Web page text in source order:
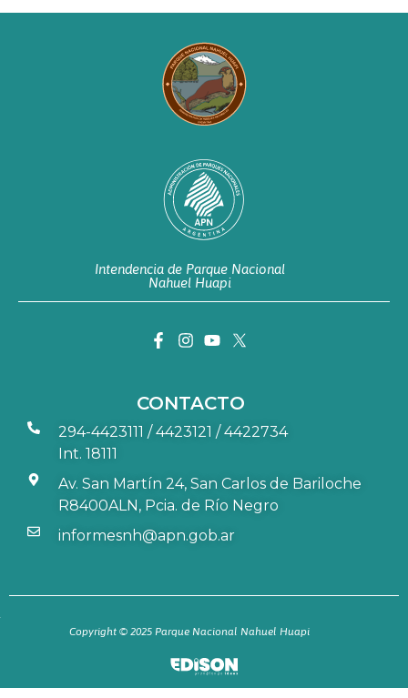
Intendencia de Parque Nacional
Nahuel Huapi
CONTACTO
294-4423111 / 4423121 / 4422734
Int. 18111
Av. San Martín 24, San Carlos de Bariloche
R8400ALN, Pcia. de Río Negro
informesnh@apn.gob.ar
Copyright © 2025 Parque Nacional Nahuel Huapi